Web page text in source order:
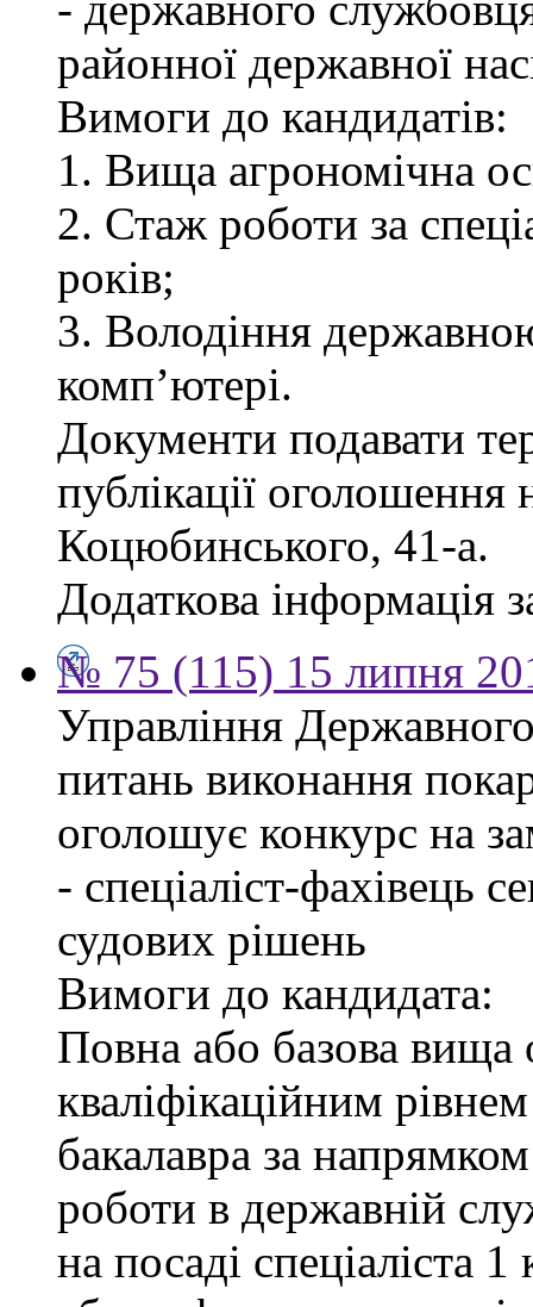
районної державної
Вимоги до кандидатів:
1. Вища агрономічна
2. Стаж роботи за
років;
3. Володіння
комп’ютері.
Документи подавати
публікації оголошення
Коцюбинського, 41-а.
Додаткова інформація
№ 75 (115) 15 липня
Управління
питань виконання
оголошує конкурс на
- спеціаліст-фахівець
судових рішень
Вимоги до кандидата:
Повна або базова вища
кваліфікаційним
бакалавра за
роботи в державній
на посаді спеціаліста